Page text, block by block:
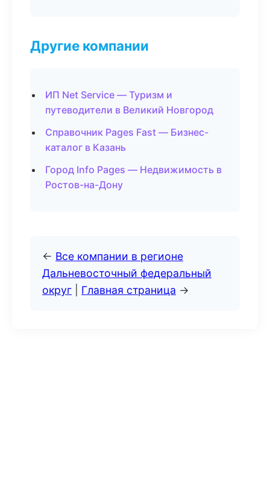
Другие компании
ИП Net Service — Туризм и
путеводители в Великий Новгород
Справочник Pages Fast — Бизнес-
каталог в Казань
Город Info Pages — Недвижимость в
Ростов-на-Дону
← Все компании в регионе
Дальневосточный федеральный
округ
Главная страница →